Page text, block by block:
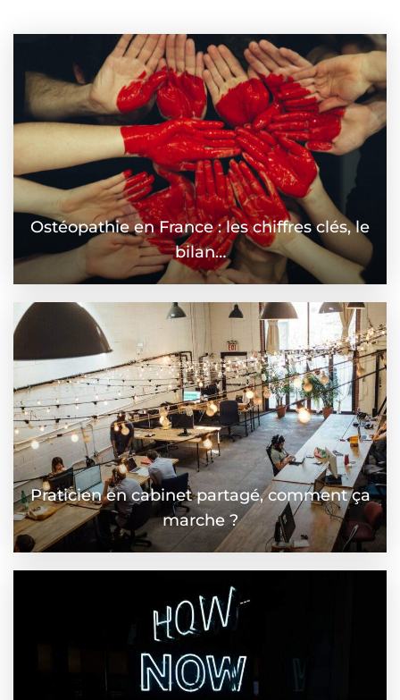
Ostéopathie en France : les chiffres clés, le
bilan…
Praticien en cabinet partagé, comment ça
marche ?